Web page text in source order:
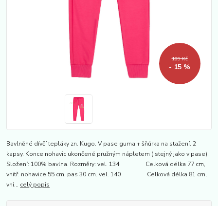
109 Kč
- 15 %
Bavlněné dívčí tepláky zn. Kugo. V pase guma + šňůrka na stažení. 2
kapsy. Konce nohavic ukončené pružným nápletem ( stejný jako v pase).
Složení: 100% bavlna. Rozměry: vel. 134 Celková délka 77 cm,
vnitř. nohavice 55 cm, pas 30 cm. vel. 140 Celková délka 81 cm,
vni... celý popis